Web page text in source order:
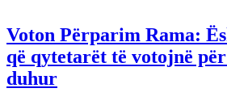
Voton Përparim Rama:
që qytetarët të votojnë
duhur